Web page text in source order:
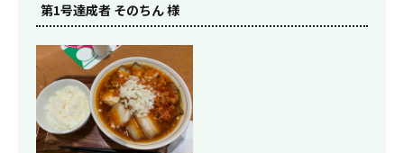
第1号達成者 そのちん 様